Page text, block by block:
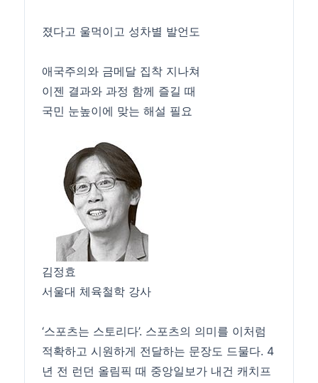
졌다고 울먹이고 성차별 발언도
애국주의와 금메달 집착 지나쳐
이젠 결과와 과정 함께 즐길 때
국민 눈높이에 맞는 해설 필요
김정효
서울대 체육철학 강사
‘스포츠는 스토리다’. 스포츠의 의미를 이처럼
적확하고 시원하게 전달하는 문장도 드물다. 4
년 전 런던 올림픽 때 중앙일보가 내건 캐치프